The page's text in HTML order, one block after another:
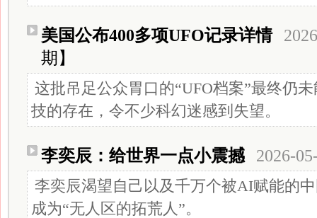
美国公布400多项UFO记录详情
期】
这批吊足公众胃口的“UFO档案”最终仍
技的存在，令不少科幻迷感到失望。
李奕辰：给世界一点小震撼 2026-
李奕辰渴望自己以及千万个被AI赋能的
成为“无人区的拓荒人”。